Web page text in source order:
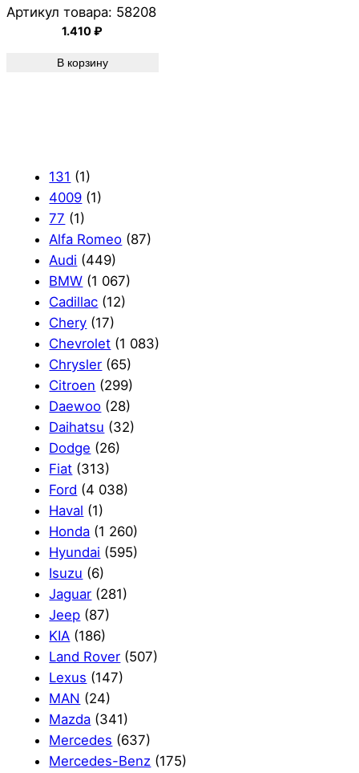
Артикул товара: 58208
1.410₽
В корзину
131 (1)
4009 (1)
77 (1)
Alfa Romeo (87)
Audi (449)
BMW (1 067)
Cadillac (12)
Chery (17)
Chevrolet (1 083)
Chrysler (65)
Citroen (299)
Daewoo (28)
Daihatsu (32)
Dodge (26)
Fiat (313)
Ford (4 038)
Haval (1)
Honda (1 260)
Hyundai (595)
Isuzu (6)
Jaguar (281)
Jeep (87)
KIA (186)
Land Rover (507)
Lexus (147)
MAN (24)
Mazda (341)
Mercedes (637)
Mercedes-Benz (175)